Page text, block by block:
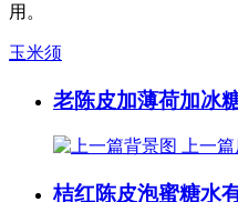
用。
玉米须
老陈皮加薄荷加冰
上一篇
桔红陈皮泡蜜糖水